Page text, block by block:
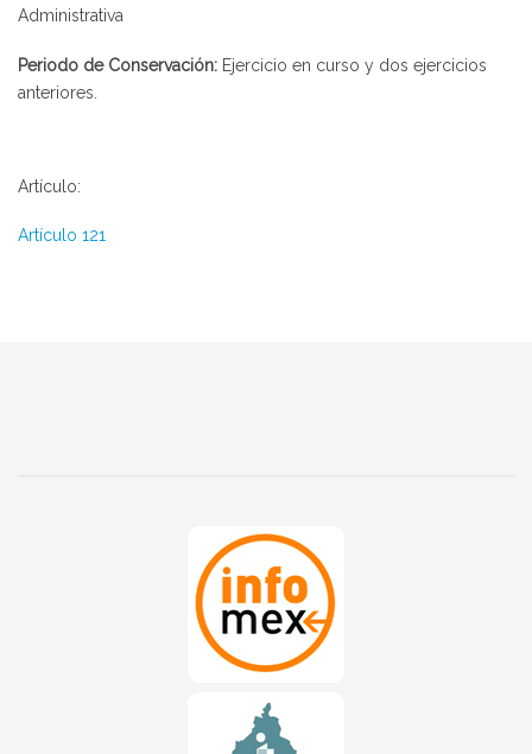
Administrativa
Periodo de Conservación: Ejercicio en curso y dos ejercicios
anteriores.
Artículo:
Artículo 121